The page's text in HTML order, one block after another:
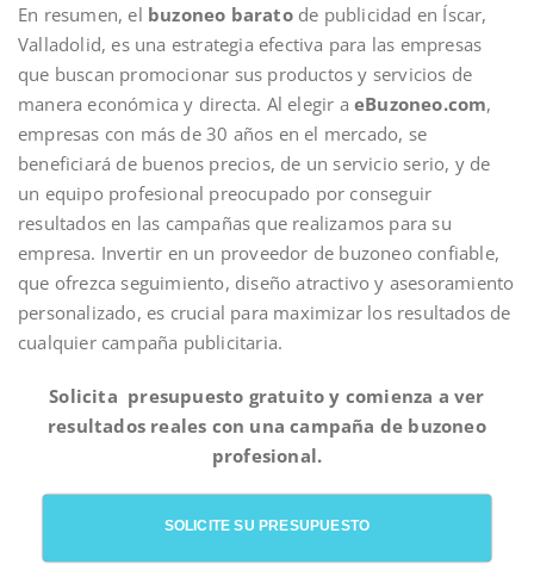
En resumen, el buzoneo baratode publicidad en Íscar,
Valladolid, es una estrategia efectiva para las empresas
que buscan promocionar sus productos y servicios de
manera económica y directa. Al elegir a eBuzoneo.com,
empresas con más de 30 años en el mercado, se
beneficiará de buenos precios, de un servicio serio, y de
un equipo profesional preocupado por conseguir
resultados en las campañas que realizamos para su
empresa. Invertir en un proveedor de buzoneo confiable,
que ofrezca seguimiento, diseño atractivo y asesoramiento
personalizado, es crucial para maximizar los resultados de
cualquier campaña publicitaria.
Solicita presupuesto gratuito y comienza a ver
resultados reales con una campaña de buzoneo
profesional.
SOLICITE SU PRESUPUESTO